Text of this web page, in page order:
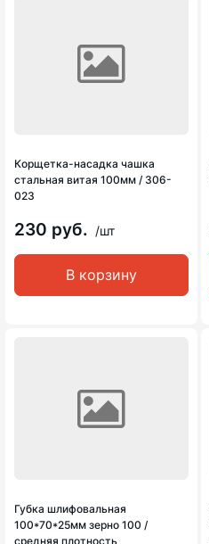
Корщетка-насадка чашка
стальная витая 100мм / 306-
023
230 руб. /шт
В корзину
Губка шлифовальная
100*70*25мм зерно 100 /
средняя плотность